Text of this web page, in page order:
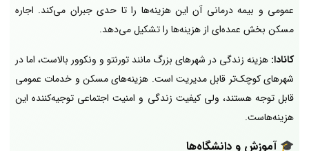
عمومی و بیمه درمانی آن این هزینه‌ها را تا حدی جبران می‌کند. اجاره
مسکن بخش عمده‌ای از هزینه‌ها را تشکیل می‌دهد.
کانادا: هزینه زندگی در شهرهای بزرگ مانند تورنتو و ونکوور بالاست، اما در
شهرهای کوچک‌تر قابل مدیریت است. هزینه‌های مسکن و خدمات عمومی
قابل توجه هستند، ولی کیفیت زندگی و امنیت اجتماعی توجیه‌کننده این
هزینه‌هاست.
🎓آموزش و دانشگاه‌ها